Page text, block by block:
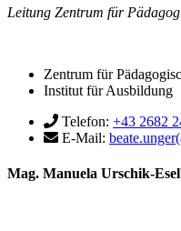
Leitung Zentrum für
Zentrum für
Institut für Ausbildung
Telefon: +43 2682
E-Mail:
Mag. Manuela Urschik-